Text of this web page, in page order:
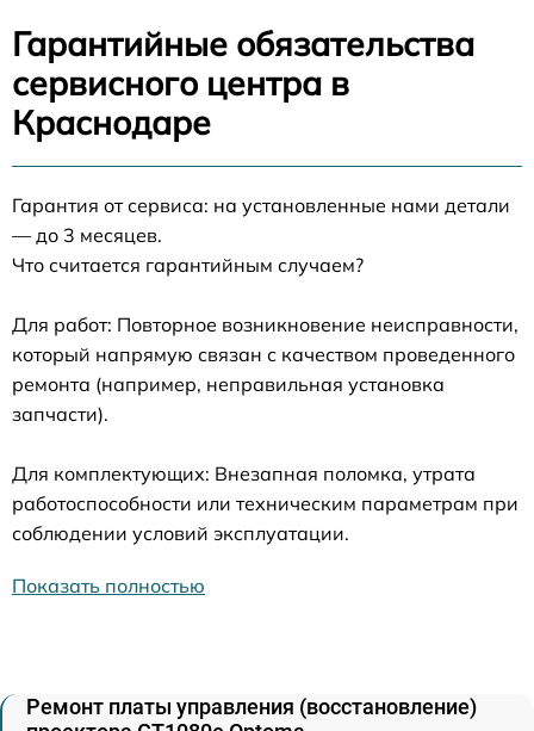
Гарантийные обязательства
сервисного центра в
Краснодаре
Гарантия от сервиса: на установленные нами детали
— до 3 месяцев.
Что считается гарантийным случаем?
Для работ: Повторное возникновение неисправности,
который напрямую связан с качеством проведенного
ремонта (например, неправильная установка
запчасти).
Для комплектующих: Внезапная поломка, утрата
работоспособности или техническим параметрам при
соблюдении условий эксплуатации.
Показать полностью
Ремонт платы управления (восстановление)